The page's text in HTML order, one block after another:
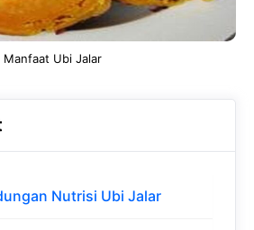
Manfaat Ubi Jalar
Nutrisi Ubi Jalar